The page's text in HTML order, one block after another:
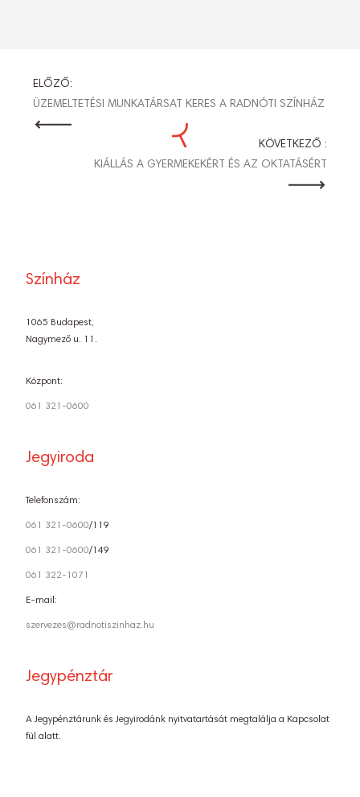
BEJEGYZÉS
NAVIGÁCIÓ
ELŐZŐ:
ÜZEMELTETÉSI MUNKATÁRSAT KERES A RADNÓTI SZÍNHÁZ
KÖVETKEZŐ :
KIÁLLÁS A GYERMEKEKÉRT ÉS AZ OKTATÁSÉRT
Színház
1065 Budapest,
Nagymező u. 11.
Központ:
061 321-0600
Jegyiroda
Telefonszám:
061 321-0600/119
061 321-0600/149
061 322-1071
E-mail:
szervezes@radnotiszinhaz.hu
Jegypénztár
A Jegypénztárunk és Jegyirodánk nyitvatartását megtalálja a Kapcsolat
fül alatt.